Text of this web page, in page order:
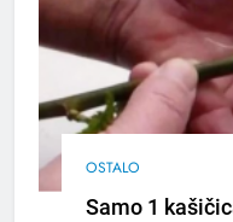
OSTALO
Samo 1